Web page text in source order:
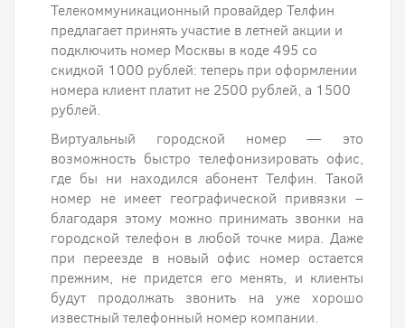
Телекоммуникационный провайдер Телфин
предлагает принять участие в летней акции и
подключить номер Москвы в коде 495 со
скидкой 1000 рублей: теперь при оформлении
номера клиент платит не 2500 рублей, а 1500
рублей.
Виртуальный городской номер — это
возможность быстро телефонизировать офис,
где бы ни находился абонент Телфин. Такой
номер не имеет географической привязки –
благодаря этому можно принимать звонки на
городской телефон в любой точке мира. Даже
при переезде в новый офис номер остается
прежним, не придется его менять, и клиенты
будут продолжать звонить на уже хорошо
известный телефонный номер компании.